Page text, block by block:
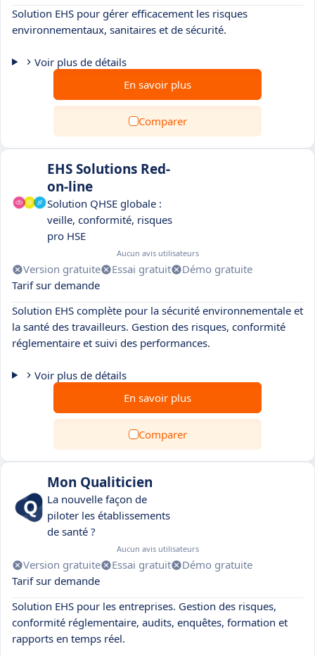
Solution EHS pour gérer efficacement les risques
environnementaux, sanitaires et de sécurité.
Voir plus de détails
En savoir plus
Comparer
EHS Solutions Red-
on-line
Solution QHSE globale :
veille, conformité, risques
pro HSE
Aucun avis utilisateurs
Version gratuite Essai gratuit
Démo gratuite
Tarif sur demande
Solution EHS complète pour la sécurité environnementale et
la santé des travailleurs. Gestion des risques, conformité
réglementaire et suivi des performances.
Voir plus de détails
En savoir plus
Comparer
Mon Qualiticien
La nouvelle façon de
piloter les établissements
de santé ?
Aucun avis utilisateurs
Version gratuite Essai gratuit
Démo gratuite
Tarif sur demande
Solution EHS pour les entreprises. Gestion des risques,
conformité réglementaire, audits, enquêtes, formation et
rapports en temps réel.